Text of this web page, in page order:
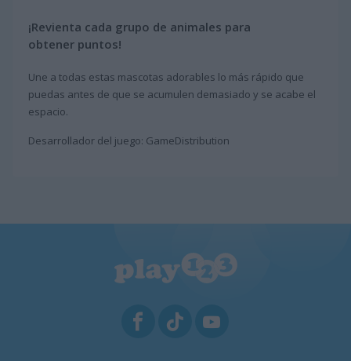
¡Revienta cada grupo de animales para
obtener puntos!
Une a todas estas mascotas adorables lo más rápido que
puedas antes de que se acumulen demasiado y se acabe el
espacio.
Desarrollador del juego: GameDistribution